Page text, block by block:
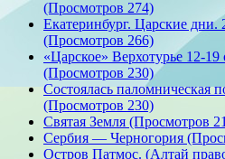
(Просмотров 274)
Екатеринбург. Царские дни.
(Просмотров 266)
«Царское» Верхотурье 12-19
(Просмотров 230)
Состоялась паломническая
(Просмотров 230)
Святая Земля (Просмотров
Сербия — Черногория
Остров Патмос. (Алтай